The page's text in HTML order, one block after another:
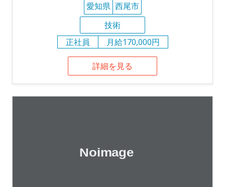
愛知県 西尾市
技術
正社員
月給170,000円
詳細を見る